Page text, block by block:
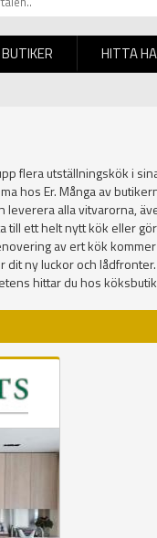
HITTA
flera utställningskök i
hos Er. Många av
alla vitvarorna,
till ett helt nytt kök eller
av ert kök
ny luckor och
hittar du hos